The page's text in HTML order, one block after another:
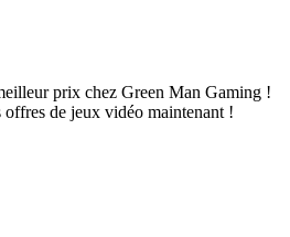
prix chez Green Man Gaming !
de jeux vidéo maintenant !